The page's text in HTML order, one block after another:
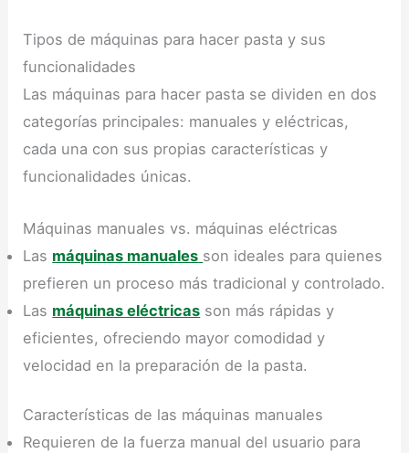
Tipos de máquinas para hacer pasta y sus
funcionalidades
Las máquinas para hacer pasta se dividen en dos
categorías principales: manuales y eléctricas,
cada una con sus propias características y
funcionalidades únicas.
Máquinas manuales vs. máquinas eléctricas
Las máquinas manuales son ideales para quienes
prefieren un proceso más tradicional y controlado.
Las máquinas eléctricas son más rápidas y
eficientes, ofreciendo mayor comodidad y
velocidad en la preparación de la pasta.
Características de las máquinas manuales
Requieren de la fuerza manual del usuario para